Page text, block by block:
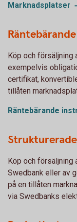
Marknadsplatser
Köp och försäljning
exempelvis
certifikat,
tillåten
Räntebärande
Köp och försäljning
Swedbank eller av
på en tillåten
via Swedbanks